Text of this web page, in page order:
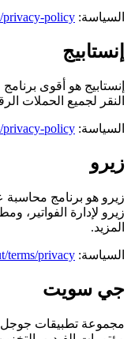
السياسة: privacy-policy
إنستابيج
إنستابيج هو أقوى
النقر لجميع الحملات
السياسة: privacy-policy
زيرو
زيرو هو برنامج محاسبة
زيرو لإدارة الفواتير،
المزيد.
السياسة: terms/privacy/
جي سويت
مجموعة تطبيقات جوجل